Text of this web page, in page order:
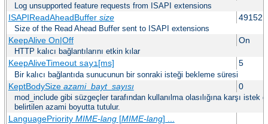
Log unsupported feature requests from ISAPI extensions
ISAPIReadAheadBuffer size 49152
Size of the Read Ahead Buffer sent to ISAPI extensions
KeepAlive On|Off On
HTTP kalıcı bağlantılarını etkin kılar
KeepAliveTimeout sayı[ms] 5
Bir kalıcı bağlantıda sunucunun bir sonraki isteği bekleme süresi
KeptBodySize azami_bayt_sayısı 0
mod_include gibi süzgeçler tarafından kullanılma olasılığına karşı istek
belirtilen azami boyutta tutulur.
LanguagePriority MIME-lang[MIME-lang] ...